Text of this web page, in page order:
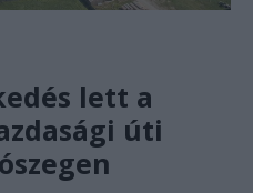
lett a
úti